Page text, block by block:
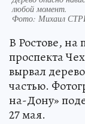
любой момент.
Фото: Михаил
В Ростове, на
проспекта
вырвал
частью.
на-Дону»
27 мая.